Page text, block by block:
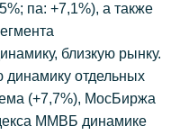
па: +7,1%), а также
близкую рынку.
динамику отдельных
(+7,7%), МосБиржа
ММВБ динамике